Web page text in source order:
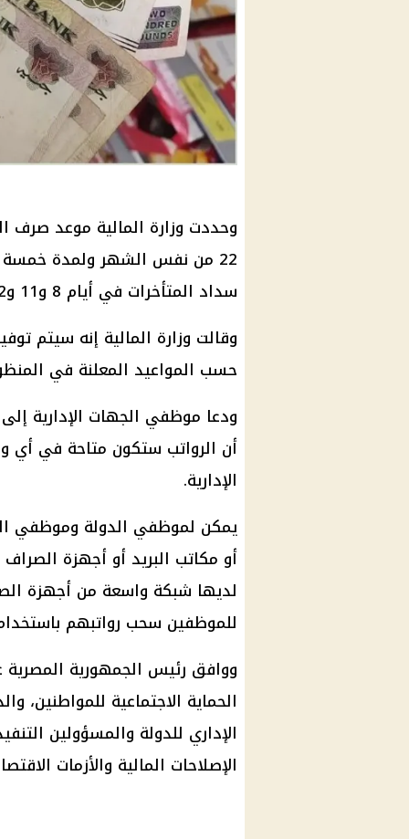
وحددت وزارة المالية موعد صرف
سداد المتأخرات في أيام 8 و11 و12 أغسطس.
وقالت وزارة المالية إنه سيتم
حسب المواعيد المعلنة في
ودعا موظفي الجهات الإدارية
أن الرواتب ستكون متاحة في أي
الإدارية.
يمكن لموظفي الدولة وموظفي
أو مكاتب البريد أو أجهزة
لديها شبكة واسعة من أجهزة
للموظفين سحب رواتبهم
الحماية الاجتماعية
الإداري للدولة والمسؤولين
الإصلاحات المالية والأزمات